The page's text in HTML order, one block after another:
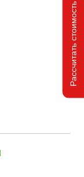
Рассчитать стоимость